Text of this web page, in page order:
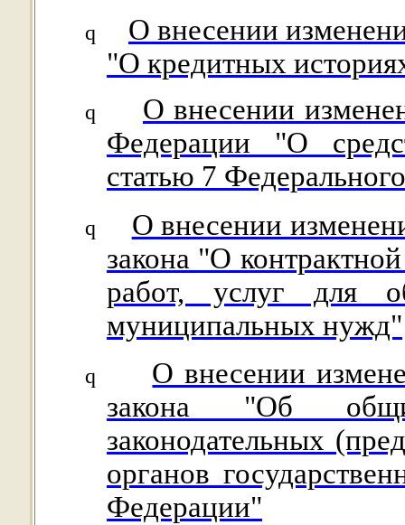
q
О внесении
"О кредитных
q
О внесении
Федерации "О
статью 7
q
О внесении
закона "О
работ, услуг для
муниципальных нужд"
q
О внесении
закона "Об
законодательных
органов
Федерации"